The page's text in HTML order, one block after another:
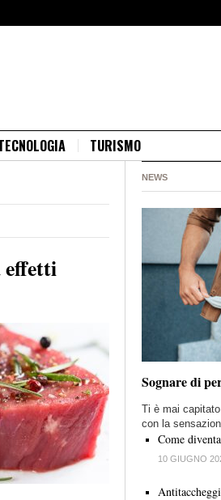
TURISMO
effetti
NEWS
Sognare di
Ti è mai
con la
Come
10 GIUGNO